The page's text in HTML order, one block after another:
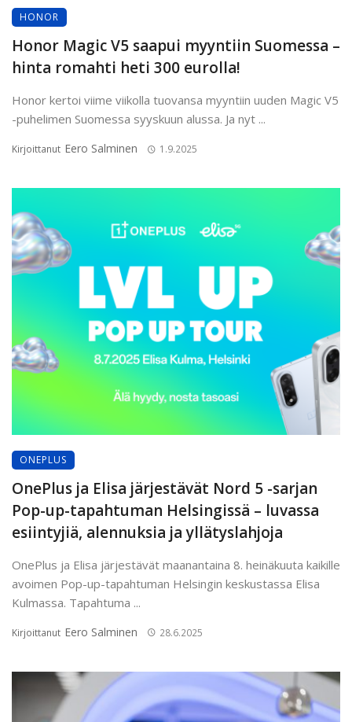
HONOR
Honor Magic V5 saapui myyntiin Suomessa –
hinta romahti heti 300 eurolla!
Honor kertoi viime viikolla tuovansa myyntiin uuden Magic V5
-puhelimen Suomessa syyskuun alussa. Ja nyt ...
Kirjoittanut Eero Salminen 1.9.2025
ONEPLUS
OnePlus ja Elisa järjestävät Nord 5 -sarjan
Pop-up-tapahtuman Helsingissä – luvassa
esiintyjiä, alennuksia ja yllätyslahjoja
OnePlus ja Elisa järjestävät maanantaina 8. heinäkuuta kaikille
avoimen Pop-up-tapahtuman Helsingin keskustassa Elisa
Kulmassa. Tapahtuma ...
Kirjoittanut Eero Salminen 28.6.2025